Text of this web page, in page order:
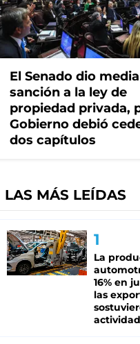
El Senado dio media
sanción a la ley de
propiedad privada,
Gobierno debió
dos capítulos
LAS MÁS LEÍDAS
La
16% en
las
actividad